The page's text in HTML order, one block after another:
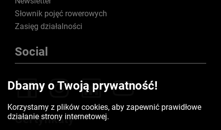
Słownik pojęć rowerowych
Zasięg działalności
Social
Certyfikaty
Dbamy o Twoją prywatność!
Korzystamy z plików cookies, aby zapewnić prawidłowe
działanie strony internetowej.